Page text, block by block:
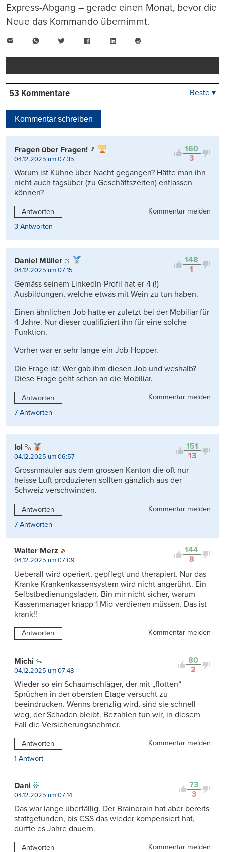
Express-Abgang – gerade einen Monat, bevor die
Neue das Kommando übernimmt.
WhatsAppTwitter FacebookLinkedIn
drucken
53 Kommentare
Kontrovers
Beste ▾
Kommentar schreiben
160
3
Fragen über Fragen!
04.12.2025 um 07:35
Warum ist Kühne über Nacht gegangen? Hätte man ihn
nicht auch tagsüber (zu Geschäftszeiten) entlassen
können?
Antworten
Kommentar melden
3 Antworten
148
1
Daniel Müller
04.12.2025 um 07:15
Gemäss seinem LinkedIn-Profil hat er 4 (!)
Ausbildungen, welche etwas mit Wein zu tun haben.
Einen ähnlichen Job hatte er zuletzt bei der Mobiliar für
4 Jahre. Nur dieser qualifiziert ihn für eine solche
Funktion.
Vorher war er sehr lange ein Job-Hopper.
Die Frage ist: Wer gab ihm diesen Job und weshalb?
Diese Frage geht schon an die Mobiliar.
Antworten
Kommentar melden
7 Antworten
151
13
lol
04.12.2025 um 06:57
Grossnmäuler aus dem grossen Kanton die oft nur
heisse Luft produzieren sollten gänzlich aus der
Schweiz verschwinden.
Antworten
Kommentar melden
7 Antworten
144
8
Walter Merz
04.12.2025 um 07:09
Ueberall wird operiert, gepflegt und therapiert. Nur das
Kranke Krankenkassensystem wird nicht angerührt. Ein
Selbstbedienungsladen. Bin mir nicht sicher, warum
Kassenmanager knapp 1 Mio verdienen müssen. Das ist
krank!!
Antworten Kommentar melden
80
2
Michi
04.12.2025 um 07:48
Wieder so ein Schaumschläger, der mit „flotten“
Sprüchen in der obersten Etage versucht zu
beeindrucken. Wenns brenzlig wird, sind sie schnell
weg, der Schaden bleibt. Bezahlen tun wir, in diesem
Fall die Versicherungsnehmer.
Antworten
Kommentar melden
1 Antwort
73
3
Dani
04.12.2025 um 07:14
Das war lange überfällig. Der Braindrain hat aber bereits
stattgefunden, bis CSS das wieder kompensiert hat,
dürfte es Jahre dauern.
Antworten Kommentar melden